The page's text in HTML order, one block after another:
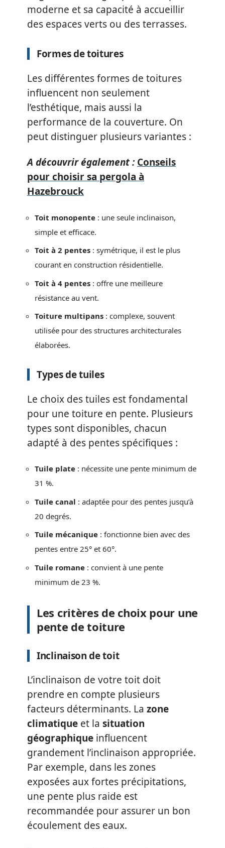
moderne et sa capacité à accueillir
des espaces verts ou des terrasses.
Formes de toitures
Les différentes formes de toitures
influencent non seulement
l’esthétique, mais aussi la
performance de la couverture. On
peut distinguer plusieurs variantes :
A découvrir également : Conseils
pour choisir sa pergola à
Hazebrouck
Toit monopente : une seule inclinaison,
simple et efficace.
Toit à 2 pentes : symétrique, il est le plus
courant en construction résidentielle.
Toit à 4 pentes : offre une meilleure
résistance au vent.
Toiture multipans : complexe, souvent
utilisée pour des structures architecturales
élaborées.
Types de tuiles
Le choix des tuiles est fondamental
pour une toiture en pente. Plusieurs
types sont disponibles, chacun
adapté à des pentes spécifiques :
Tuile plate : nécessite une pente minimum de
31 %.
Tuile canal : adaptée pour des pentes jusqu’à
20 degrés.
Tuile mécanique : fonctionne bien avec des
pentes entre 25° et 60°.
Tuile romane : convient à une pente
minimum de 23 %.
Les critères de choix pour une
pente de toiture
Inclinaison de toit
L’inclinaison de votre toit doit
prendre en compte plusieurs
facteurs déterminants. La zone
climatique et la situation
géographique influencent
grandement l’inclinaison appropriée.
Par exemple, dans les zones
exposées aux fortes précipitations,
une pente plus raide est
recommandée pour assurer un bon
écoulement des eaux.